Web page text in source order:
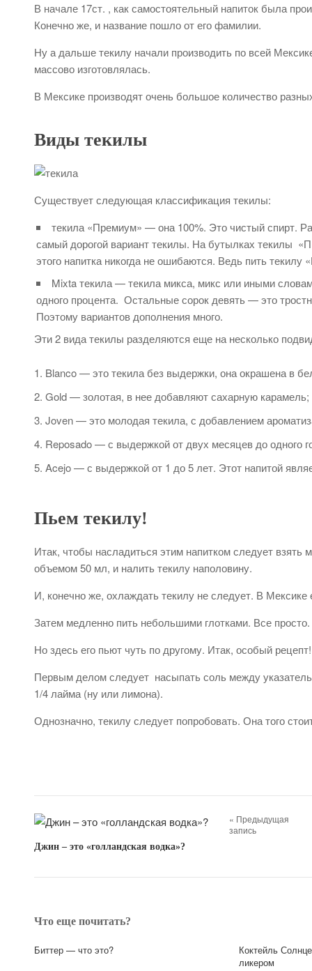
В начале 17ст. , как самостоятельный напиток была
Конечно же, и название пошло от его фамилии.
Ну а дальше текилу начали производить по всей
массово изготовлялась.
В Мексике производят очень большое количество
Виды текилы
Существует следующая классификация текилы:
текила «Премиум» — она 100%. Это чистый спирт.
самый дорогой вариант текилы. На бутылках текилы
этого напитка никогда не ошибаются. Ведь пить
Mixta текила — текила микса, микс или иными
одного процента. Остальные сорок девять — это
Поэтому вариантов дополнения много.
Эти 2 вида текилы разделяются еще на несколько
Blanco — это текила без выдержки, она окрашена в
Gold — золотая, в нее добавляют сахарную карамель;
Joven — это молодая текила, с добавлением
Reposado — с выдержкой от двух месяцев до одного
Acejo — с выдержкой от 1 до 5 лет. Этот напитой
Пьем текилу!
Итак, чтобы насладиться этим напитком следует взять
объемом 50 мл, и налить текилу наполовину.
И, конечно же, охлаждать текилу не следует. В
Затем медленно пить небольшими глотками. Все
Но здесь его пьют чуть по другому. Итак, особый рецепт!
Первым делом следует насыпать соль между
1/4 лайма (ну или лимона).
Однозначно, текилу следует попробовать. Она того
« Предыдущая
запись
Джин – это «голландская водка»?
Что еще почитать?
Биттер — что это?
Коктейль
ликером